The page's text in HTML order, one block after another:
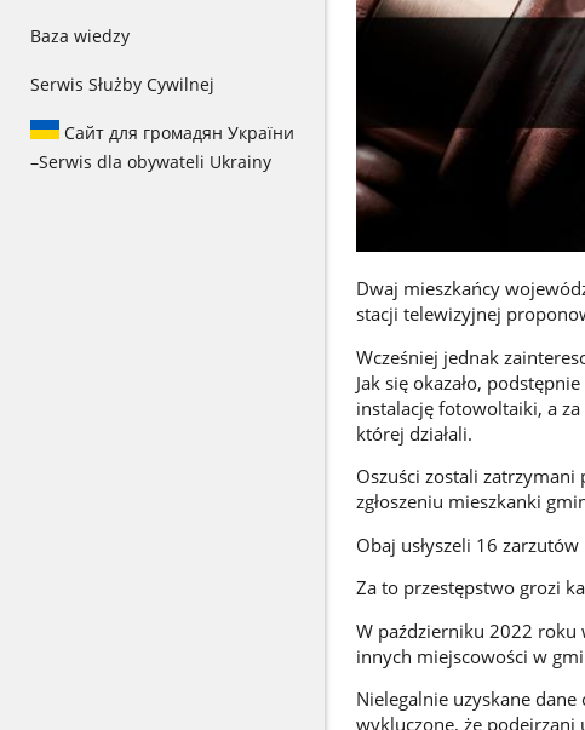
Baza wiedzy
Serwis Służby Cywilnej
Сайт для громадян України
–Serwis dla obywateli Ukrainy
Dwaj mieszkańcy
stacji telewizyjnej
Wcześniej jednak
Jak się okazało,
instalację fotowoltaiki, a
której działali.
Oszuści zostali
zgłoszeniu mieszkanki
Obaj usłyszeli 16
Za to przestępstwo grozi
W październiku 2022 roku
innych miejscowości w
Nielegalnie uzyskane
wykluczone, że podejrzani